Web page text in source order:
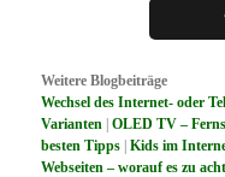
Weitere Blogbeiträge
Wechsel des Internet- oder
Varianten |OLED TV –
besten Tipps |Kids im
Webseiten – worauf es zu